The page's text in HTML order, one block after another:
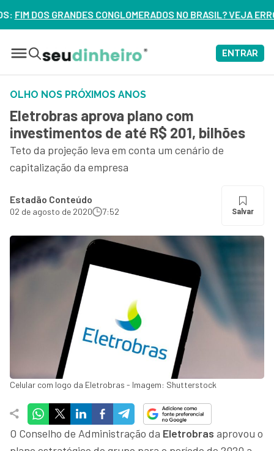
NO BRASIL? VEJA ERROS DE 3 DELES – ASSISTA
ENTRAR
OLHO NOS PRÓXIMOS ANOS
Eletrobras aprova plano com
investimentos de até R$ 201, bilhões
Teto da projeção leva em conta um cenário de
capitalização da empresa
Estadão Conteúdo
02 de agosto de 2020 7:52 Salvar
Celular com logo da Eletrobras - Imagem: Shutterstock
O Conselho de Administração da Eletrobras aprovou o